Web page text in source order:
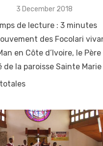
Posted
3 December 2018
de lecture : 3 minutes
des Focolari
en Côte d’Ivoire, le
de la paroisse Sainte Marie